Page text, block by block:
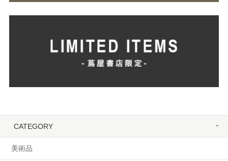
CATEGORY
美術品